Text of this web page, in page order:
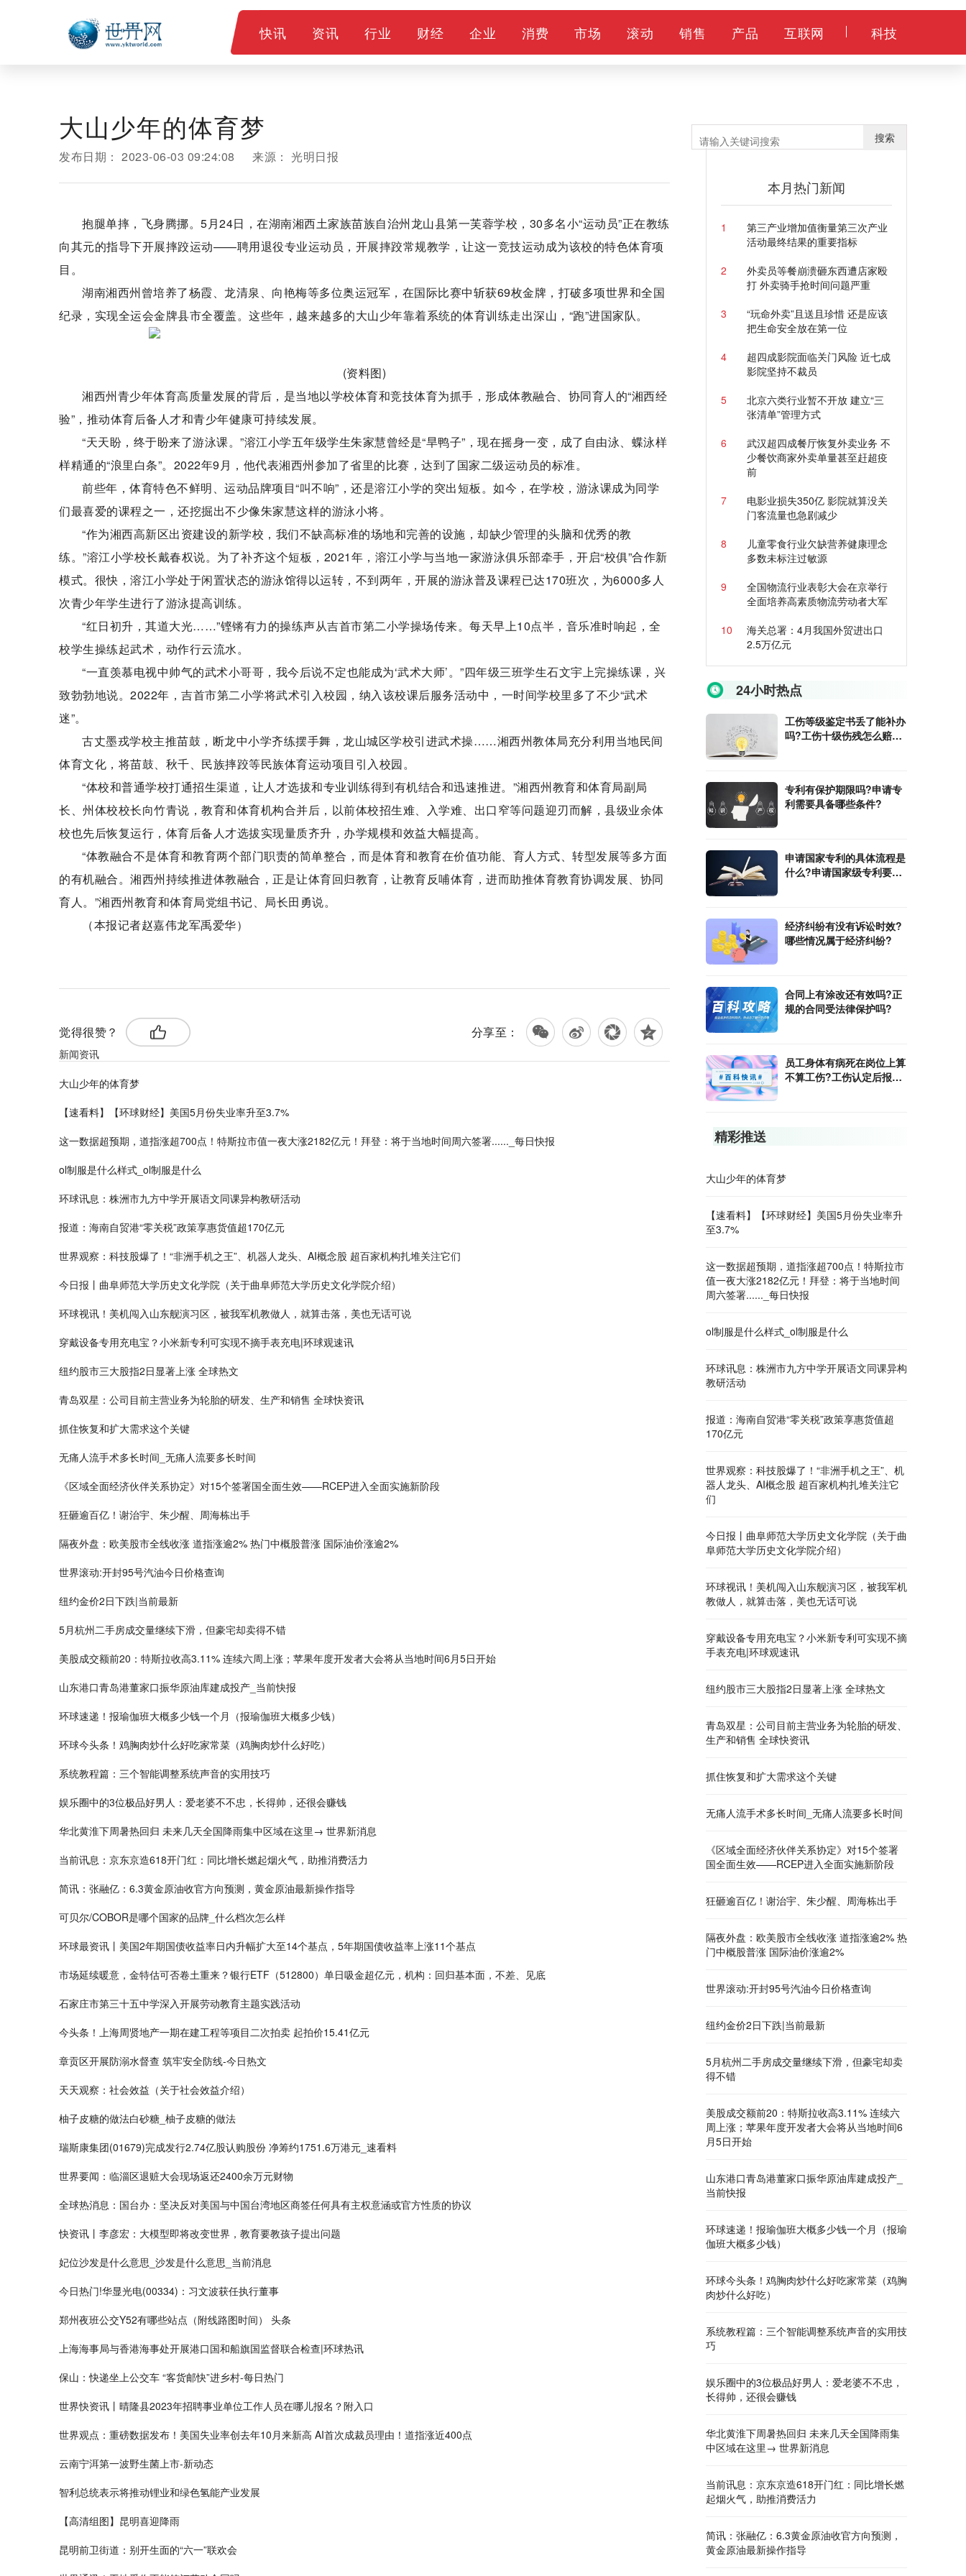
快讯 资讯 行业 财经 企业 消费 市场 滚动 销售 产品 互联网 科技
大山少年的体育梦
发布日期： 2023-06-03 09:24:08 来源： 光明日报
抱腿单摔，飞身腾挪。5月24日，在湖南湘西土家族苗族自治州龙山县第一芙蓉学校，30多名小“运动员”正在教练
向其元的指导下开展摔跤运动——聘用退役专业运动员，开展摔跤常规教学，让这一竞技运动成为该校的特色体育项
目。
湖南湘西州曾培养了杨霞、龙清泉、向艳梅等多位奥运冠军，在国际比赛中斩获69枚金牌，打破多项世界和全国
纪录，实现全运会金牌县市全覆盖。这些年，越来越多的大山少年靠着系统的体育训练走出深山，“跑”进国家队。
(资料图)
湘西州青少年体育高质量发展的背后，是当地以学校体育和竞技体育为抓手，形成体教融合、协同育人的“湘西经
验”，推动体育后备人才和青少年健康可持续发展。
“天天盼，终于盼来了游泳课。”溶江小学五年级学生朱家慧曾经是“旱鸭子”，现在摇身一变，成了自由泳、蝶泳样
样精通的“浪里白条”。2022年9月，他代表湘西州参加了省里的比赛，达到了国家二级运动员的标准。
前些年，体育特色不鲜明、运动品牌项目“叫不响”，还是溶江小学的突出短板。如今，在学校，游泳课成为同学
们最喜爱的课程之一，还挖掘出不少像朱家慧这样的游泳小将。
“作为湘西高新区出资建设的新学校，我们不缺高标准的场地和完善的设施，却缺少管理的头脑和优秀的教
练。”溶江小学校长戴春权说。为了补齐这个短板，2021年，溶江小学与当地一家游泳俱乐部牵手，开启“校俱”合作新
模式。很快，溶江小学处于闲置状态的游泳馆得以运转，不到两年，开展的游泳普及课程已达170班次，为6000多人
次青少年学生进行了游泳提高训练。
“红日初升，其道大光……”铿锵有力的操练声从吉首市第二小学操场传来。每天早上10点半，音乐准时响起，全
校学生操练起武术，动作行云流水。
“一直羡慕电视中帅气的武术小哥哥，我今后说不定也能成为‘武术大师’。”四年级三班学生石文宇上完操练课，兴
致勃勃地说。2022年，吉首市第二小学将武术引入校园，纳入该校课后服务活动中，一时间学校里多了不少“武术
迷”。
古丈墨戎学校主推苗鼓，断龙中小学齐练摆手舞，龙山城区学校引进武术操……湘西州教体局充分利用当地民间
体育文化，将苗鼓、秋千、民族摔跤等民族体育运动项目引入校园。
“体校和普通学校打通招生渠道，让人才选拔和专业训练得到有机结合和迅速推进。”湘西州教育和体育局副局
长、州体校校长向竹青说，教育和体育机构合并后，以前体校招生难、入学难、出口窄等问题迎刃而解，县级业余体
校也先后恢复运行，体育后备人才选拔实现量质齐升，办学规模和效益大幅提高。
“体教融合不是体育和教育两个部门职责的简单整合，而是体育和教育在价值功能、育人方式、转型发展等多方面
的有机融合。湘西州持续推进体教融合，正是让体育回归教育，让教育反哺体育，进而助推体育教育协调发展、协同
育人。”湘西州教育和体育局党组书记、局长田勇说。
（本报记者赵嘉伟龙军禹爱华）
觉得很赞？ 分享至：
新闻资讯
大山少年的体育梦
【速看料】【环球财经】美国5月份失业率升至3.7%
这一数据超预期，道指涨超700点！特斯拉市值一夜大涨2182亿元！拜登：将于当地时间周六签署......_每日快报
ol制服是什么样式_ol制服是什么
环球讯息：株洲市九方中学开展语文同课异构教研活动
报道：海南自贸港“零关税”政策享惠货值超170亿元
世界观察：科技股爆了！“非洲手机之王”、机器人龙头、AI概念股 超百家机构扎堆关注它们
今日报丨曲阜师范大学历史文化学院（关于曲阜师范大学历史文化学院介绍）
环球视讯！美机闯入山东舰演习区，被我军机教做人，就算击落，美也无话可说
穿戴设备专用充电宝？小米新专利可实现不摘手表充电|环球观速讯
纽约股市三大股指2日显著上涨 全球热文
青岛双星：公司目前主营业务为轮胎的研发、生产和销售 全球快资讯
抓住恢复和扩大需求这个关键
无痛人流手术多长时间_无痛人流要多长时间
《区域全面经济伙伴关系协定》对15个签署国全面生效——RCEP进入全面实施新阶段
狂砸逾百亿！谢治宇、朱少醒、周海栋出手
隔夜外盘：欧美股市全线收涨 道指涨逾2% 热门中概股普涨 国际油价涨逾2%
世界滚动:开封95号汽油今日价格查询
纽约金价2日下跌|当前最新
5月杭州二手房成交量继续下滑，但豪宅却卖得不错
美股成交额前20：特斯拉收高3.11% 连续六周上涨；苹果年度开发者大会将从当地时间6月5日开始
山东港口青岛港董家口振华原油库建成投产_当前快报
环球速递！报瑜伽班大概多少钱一个月（报瑜伽班大概多少钱）
环球今头条！鸡胸肉炒什么好吃家常菜（鸡胸肉炒什么好吃）
系统教程篇：三个智能调整系统声音的实用技巧
娱乐圈中的3位极品好男人：爱老婆不不忠，长得帅，还很会赚钱
华北黄淮下周暑热回归 未来几天全国降雨集中区域在这里→ 世界新消息
当前讯息：京东京造618开门红：同比增长燃起烟火气，助推消费活力
简讯：张融亿：6.3黄金原油收官方向预测，黄金原油最新操作指导
可贝尔/COBOR是哪个国家的品牌_什么档次怎么样
环球最资讯丨美国2年期国债收益率日内升幅扩大至14个基点，5年期国债收益率上涨11个基点
市场延续暖意，金特估可否卷土重来？银行ETF（512800）单日吸金超亿元，机构：回归基本面，不差、见底
石家庄市第三十五中学深入开展劳动教育主题实践活动
今头条！上海周贤地产一期在建工程等项目二次拍卖 起拍价15.41亿元
章贡区开展防溺水督查 筑牢安全防线-今日热文
天天观察：社会效益（关于社会效益介绍）
柚子皮糖的做法白砂糖_柚子皮糖的做法
瑞斯康集团(01679)完成发行2.74亿股认购股份 净筹约1751.6万港元_速看料
世界要闻：临淄区退赃大会现场返还2400余万元财物
全球热消息：国台办：坚决反对美国与中国台湾地区商签任何具有主权意涵或官方性质的协议
快资讯丨李彦宏：大模型即将改变世界，教育要教孩子提出问题
妃位沙发是什么意思_沙发是什么意思_当前消息
今日热门!华显光电(00334)：习文波获任执行董事
郑州夜班公交Y52有哪些站点（附线路图时间） 头条
上海海事局与香港海事处开展港口国和船旗国监督联合检查|环球热讯
保山：快递坐上公交车 “客货邮快”进乡村-每日热门
世界快资讯丨晴隆县2023年招聘事业单位工作人员在哪儿报名？附入口
世界观点：重磅数据发布！美国失业率创去年10月来新高 AI首次成裁员理由！道指涨近400点
云南宁洱第一波野生菌上市-新动态
智利总统表示将推动锂业和绿色氢能产业发展
【高清组图】昆明喜迎降雨
昆明前卫街道：别开生面的“六一”联欢会
搜索
本月热门新闻
1
第三产业增加值衡量第三次产业
活动最终结果的重要指标
2
外卖员等餐崩溃砸东西遭店家殴
打 外卖骑手抢时间问题严重
3
“玩命外卖”且送且珍惜 还是应该
把生命安全放在第一位
4
超四成影院面临关门风险 近七成
影院坚持不裁员
5
北京六类行业暂不开放 建立“三
张清单”管理方式
6
武汉超四成餐厅恢复外卖业务 不
少餐饮商家外卖单量甚至赶超疫
前
7
电影业损失350亿 影院就算没关
门客流量也急剧减少
8
儿童零食行业欠缺营养健康理念
多数未标注过敏源
9
全国物流行业表彰大会在京举行
全面培养高素质物流劳动者大军
10
海关总署：4月我国外贸进出口
2.5万亿元
24小时热点
工伤等级鉴定书丢了能补办
吗?工伤十级伤残怎么赔
专利有保护期限吗?申请专
利需要具备哪些条件?
申请国家专利的具体流程是
什么?申请国家级专利要交
经济纠纷有没有诉讼时效?
哪些情况属于经济纠纷?
合同上有涂改还有效吗?正
规的合同受法律保护吗?
员工身体有病死在岗位上算
不算工伤?工伤认定后报销
精彩推送
大山少年的体育梦
【速看料】【环球财经】美国5月份失业率升
至3.7%
这一数据超预期，道指涨超700点！特斯拉市
值一夜大涨2182亿元！拜登：将于当地时间
周六签署......_每日快报
ol制服是什么样式_ol制服是什么
环球讯息：株洲市九方中学开展语文同课异构
教研活动
报道：海南自贸港“零关税”政策享惠货值超
170亿元
世界观察：科技股爆了！“非洲手机之王”、机
器人龙头、AI概念股 超百家机构扎堆关注它
们
今日报丨曲阜师范大学历史文化学院（关于曲
阜师范大学历史文化学院介绍）
环球视讯！美机闯入山东舰演习区，被我军机
教做人，就算击落，美也无话可说
穿戴设备专用充电宝？小米新专利可实现不摘
手表充电|环球观速讯
纽约股市三大股指2日显著上涨 全球热文
青岛双星：公司目前主营业务为轮胎的研发、
生产和销售 全球快资讯
抓住恢复和扩大需求这个关键
无痛人流手术多长时间_无痛人流要多长时间
《区域全面经济伙伴关系协定》对15个签署
国全面生效——RCEP进入全面实施新阶段
狂砸逾百亿！谢治宇、朱少醒、周海栋出手
隔夜外盘：欧美股市全线收涨 道指涨逾2% 热
门中概股普涨 国际油价涨逾2%
世界滚动:开封95号汽油今日价格查询
纽约金价2日下跌|当前最新
5月杭州二手房成交量继续下滑，但豪宅却卖
得不错
美股成交额前20：特斯拉收高3.11% 连续六
周上涨；苹果年度开发者大会将从当地时间6
月5日开始
山东港口青岛港董家口振华原油库建成投产_
当前快报
环球速递！报瑜伽班大概多少钱一个月（报瑜
伽班大概多少钱）
环球今头条！鸡胸肉炒什么好吃家常菜（鸡胸
肉炒什么好吃）
系统教程篇：三个智能调整系统声音的实用技
巧
娱乐圈中的3位极品好男人：爱老婆不不忠，
长得帅，还很会赚钱
华北黄淮下周暑热回归 未来几天全国降雨集
中区域在这里→ 世界新消息
当前讯息：京东京造618开门红：同比增长燃
起烟火气，助推消费活力
简讯：张融亿：6.3黄金原油收官方向预测，
黄金原油最新操作指导